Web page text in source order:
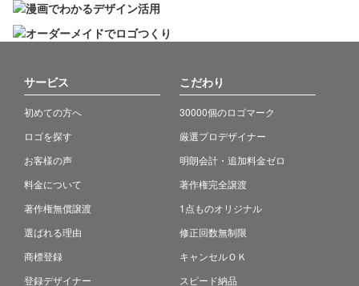
サービス
初めての方へ
ロゴを探す
お客様の声
料金について
著作権無償譲渡
選ばれる理由
商標登録
登録デザイナー
こだわり
30000個のロゴマーク
厳選プロデザイナー
明朗会計・追加料金ゼロ
著作権完全譲渡
1点ものオリジナル
修正回数無制限
キャンセルＯＫ
スピード納品